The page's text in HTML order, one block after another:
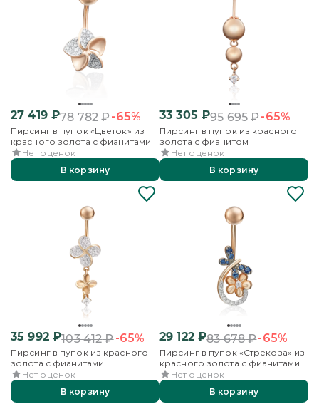
27 419₽78 782₽-65%
Пирсинг в пупок «Цветок» из
красного золота с фианитами
Нет оценок
В корзину
33 305 ₽95 695₽-65%
Пирсинг в пупок из красного
золота с фианитом
Нет оценок
В корзину
35 992₽103 412₽-65%
Пирсинг в пупок из красного
золота с фианитами
Нет оценок
В корзину
29 122₽83 678₽-65%
Пирсинг в пупок «Стрекоза» из
красного золота с фианитами
Нет оценок
В корзину